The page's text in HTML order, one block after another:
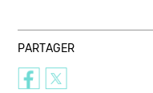
PARTAGER